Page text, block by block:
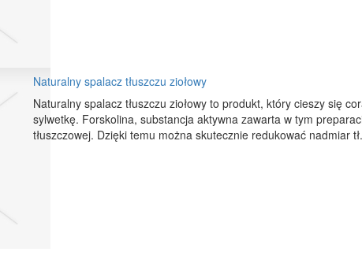
Naturalny spalacz tłuszczu ziołowy
Naturalny spalacz tłuszczu ziołowy to produkt, który cieszy się
sylwetkę. Forskolina, substancja aktywna zawarta w tym
tłuszczowej. Dzięki temu można skutecznie redukować nadmiar